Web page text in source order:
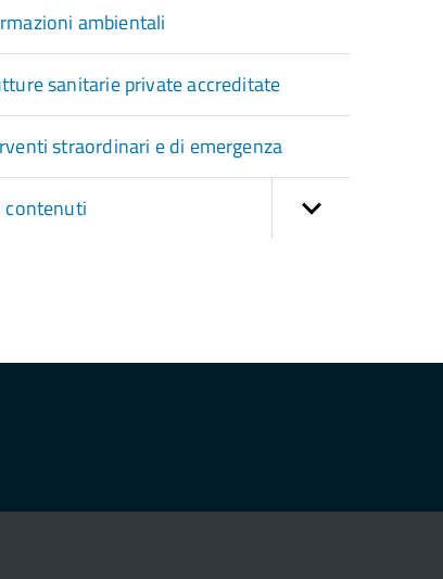
ambientali
sanitarie private accreditate
straordinari e di emergenza
contenuti